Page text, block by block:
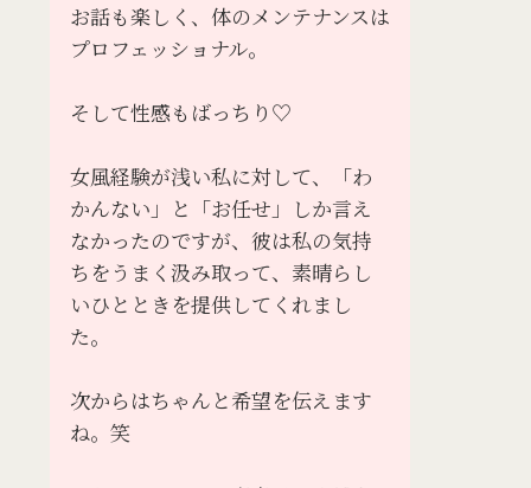
お話も楽しく、体のメンテナンスは
プロフェッショナル。
そして性感もばっちり♡
女風経験が浅い私に対して、「わ
かんない」と「お任せ」しか言え
なかったのですが、彼は私の気持
ちをうまく汲み取って、素晴らし
いひとときを提供してくれまし
た。
次からはちゃんと希望を伝えます
ね。笑